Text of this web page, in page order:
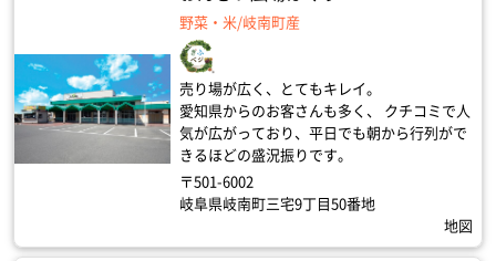
野菜・米/岐南町産
売り場が広く、とてもキレイ。
愛知県からのお客さんも多く、 クチコミで人
気が広がっており、平日でも朝から行列がで
きるほどの盛況振りです。
〒501-6002
岐阜県岐南町三宅9丁目50番地
地図